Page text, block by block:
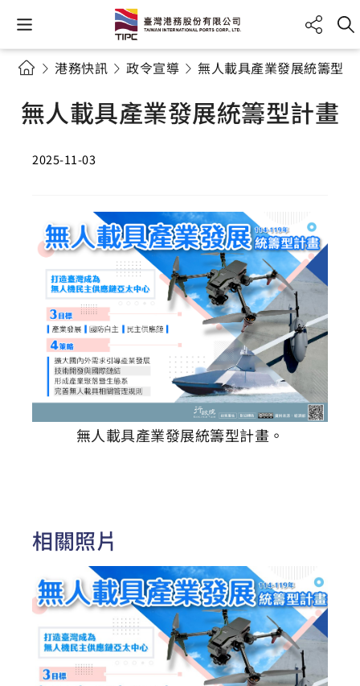
港務快訊 政令宣導 無人載具產業發展統籌型
無人載具產業發展統籌型計畫
2025-11-03
無人載具產業發展統籌型計畫。
相關照片